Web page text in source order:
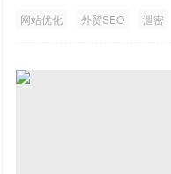
网站优化 外贸SEO 泄密